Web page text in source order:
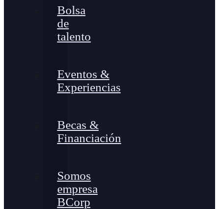
Bolsa
de
talento
Eventos &
Experiencias
Becas &
Financiación
Somos
empresa
BCorp